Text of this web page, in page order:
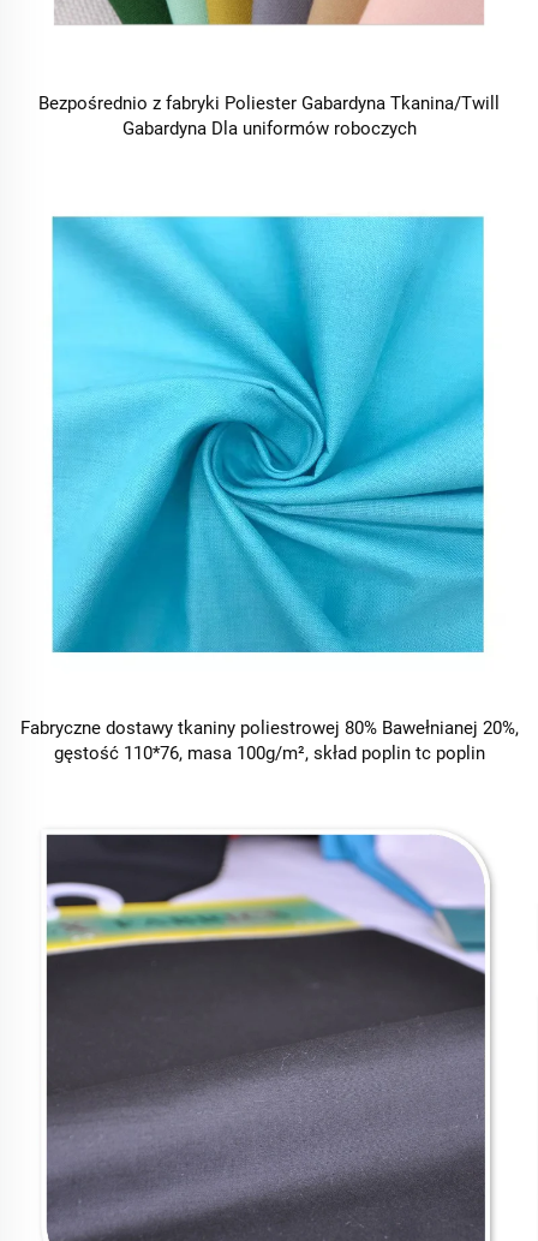
Bezpośrednio z fabryki Poliester Gabardyna Tkanina/Twill
Gabardyna Dla uniformów roboczych
Fabryczne dostawy tkaniny poliestrowej 80% Bawełnianej 20%,
gęstość 110*76, masa 100g/m², skład poplin tc poplin